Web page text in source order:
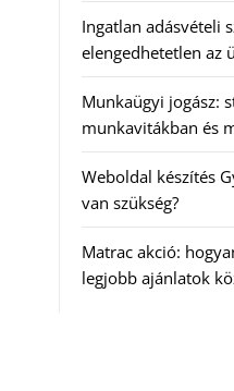
Ingatlan adásvételi
elengedhetetlen az
Munkaügyi jogász:
munkavitákban és
Weboldal készítés
van szükség?
Matrac akció:
legjobb ajánlatok